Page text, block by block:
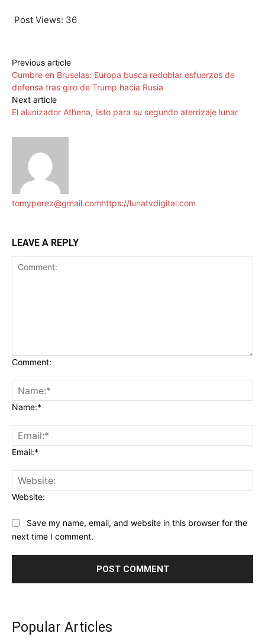
Post Views: 36
Previous article
Cumbre en Bruselas: Europa busca redoblar esfuerzos de
defensa tras giro de Trump hacia Rusia
Next article
El alunizador Athena, listo para su segundo aterrizaje lunar
tomyperez@gmail.comhttps://lunatvdigital.com
LEAVE A REPLY
Comment:
Name:*
Email:*
Website:
Save my name, email, and website in this browser for the
next time I comment.
Popular Articles